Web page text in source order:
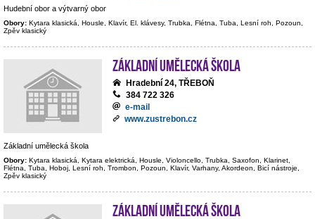
Hudební obor a výtvarný obor
Obory: Kytara klasická, Housle, Klavír, El. klávesy, Trubka, Flétna, Tuba, Lesní roh, Pozoun,
Zpěv klasický
Základní umělecká škola
Hradební 24, TŘEBOŇ
384 722 326
e-mail
www.zustrebon.cz
Základní umělecká škola
Obory: Kytara klasická, Kytara elektrická, Housle, Violoncello, Trubka, Saxofon, Klarinet,
Flétna, Tuba, Hoboj, Lesní roh, Trombon, Pozoun, Klavír, Varhany, Akordeon, Bicí nástroje,
Zpěv klasický
Základní umělecká škola